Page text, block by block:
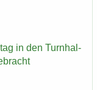
in den Turn­hal­